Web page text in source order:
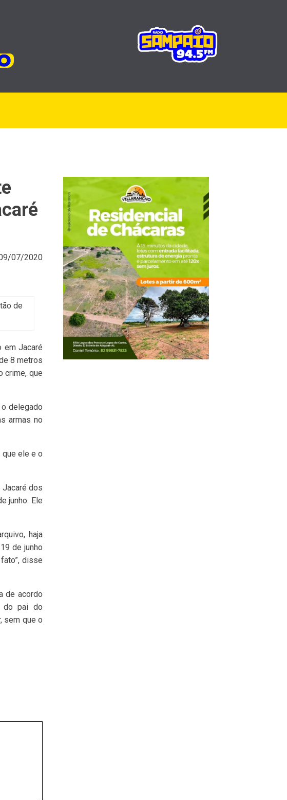
07/2020
de
em Jacaré
8 metros
crime, que
delegado
armas no
ele e o
Jacaré dos
junho. Ele
haja
de junho
disse
de acordo
do pai do
sem que o